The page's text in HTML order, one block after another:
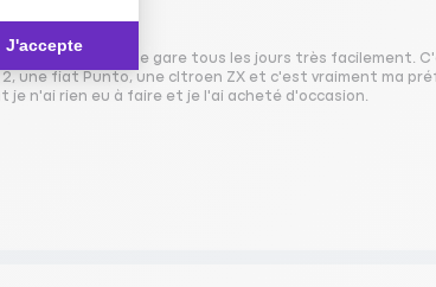
à Lyon et je me gare tous les jours très facilement.
une fiat Punto, une cItroen ZX et c'est vraiment ma
je n'ai rien eu à faire et je l'ai acheté d'occasion.
J'accepte